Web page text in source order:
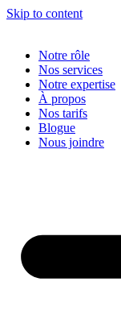
Skip to content
Notre rôle
Nos services
Notre expertise
À propos
Nos tarifs
Blogue
Nous joindre